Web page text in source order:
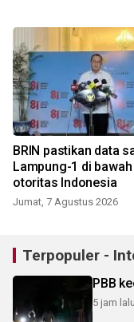
BRIN pastikan data
Lampung-1 di bawah
otoritas Indonesia
Jumat, 7 Agustus 2026
Terpopuler -
PBB
5 jam lalu